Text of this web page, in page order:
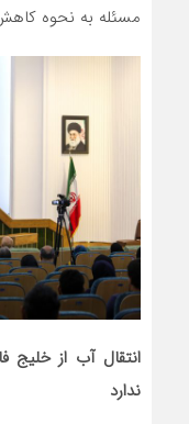
مسئله به نحوه
انتقال آب از
ندارد